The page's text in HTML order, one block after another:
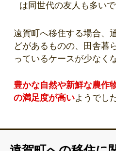
は同世代の友人も多いで
遠賀町へ移住する場合、
どがあるものの、田舎暮
っているケースが少なく
豊かな自然や新鮮な農作
の満足度が高いようでし